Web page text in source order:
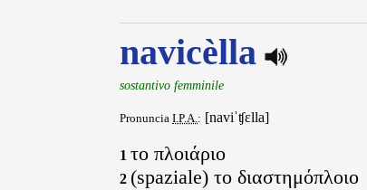
navicèlla
sostantivo femminile
Pronuncia I.P.A.: [naviˈʧɛlla]
1 το πλοιάριο
2 (spaziale) το διαστημόπλοιο